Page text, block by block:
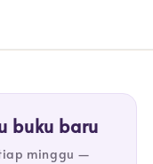
buku baru
minggu —